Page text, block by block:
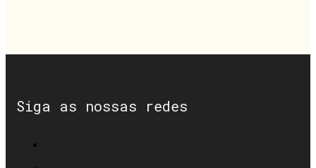
Siga as nossas redes